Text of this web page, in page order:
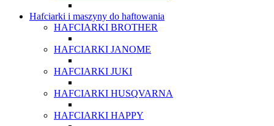
Hafciarki i maszyny do haftowania
HAFCIARKI BROTHER
HAFCIARKI JANOME
HAFCIARKI JUKI
HAFCIARKI HUSQVARNA
HAFCIARKI HAPPY